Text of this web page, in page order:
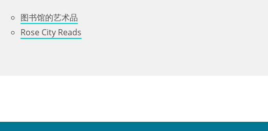
图书馆的艺术品
Rose City Reads